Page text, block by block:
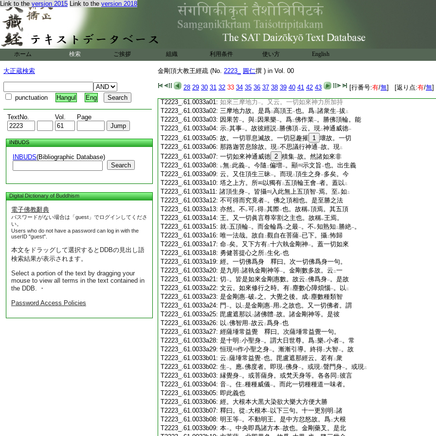
Link to the version 2015 Link to the version 2018
ホーム 検索 ご挨拶 組織 利用条件 使い方 English
大正蔵検索
punctuation Hangul Eng
TextNo. Vol. Page
INBUDS
INBUDS(Bibliographic Database)
Search
Digital Dictionary of Buddhism
電子佛教辭典
パスワードがない場合は「guest」でログインしてくださ
い。
Users who do not have a password can log in with the
userID "guest".
本文をドラッグして選択するとDDBの見出し語
検索結果が表示されます。
Select a portion of the text by dragging your
mouse to view all terms in the text contained in
the DDB. ・
Password Access Policies
金剛頂大教王經疏 (No. 2223_ 圓仁撰 ) in Vol. 00
28 29 30 31 32 33 34 35 36 37 38 39 40 41 42 43 [行番号:有/無] [返り点:有/無]
T2223_.61.0032c19:佛頂。無始無終故云 二自然 一 。總 攝諸頂
T2223_.61.0032c20:總持 。傘蓋是顯 佛頂威徳 。故彼經云。欲
T2223_.61.0032c21:佛傘蓋威徳 一故。住二白傘蓋佛頂王身一
T2223_.61.0032c22:佛心之所生。故爲 念也。光聚大刀能壞
切 。能辨二一切 一。故云二 大薩埵大印一。故彼經云。
出二光明一。一切世間出世間眞言明
T2223_.61.0032c25:咸皆 破 奪其加持 。令 レ不
T2223_.61.0032c26:
故。大威光藏故。又云。能斷
T2223_.61.0032c27:難調者 。能壞 他眞言威 。此是大威徳大神通。
T2223_.61.0032c28:能成 辨一切事一也。高佛頂輪。以 8 爲 等持 一。
T2223_.61.0033a01: 如來三摩地力 一。又云。一切如來神力所加持
T2223_.61.0033a02: 三摩地力故。是爲二高頂王一也。爲二諸衆生一拔 二
T2223_.61.0033a03: 因果苦一。與二 因果樂一。爲二佛作業一。勝佛頂輪。能
T2223_.61.0033a04: 示二其事一。故彼經説二 勝佛頂一云。現二神通威徳一
T2223_.61.0033a05: 故。一切罪息滅故。一切惡趣摧 1 壞故。一切
T2223_.61.0033a06: 那路迦苦息除故。現二不思議行神通一故。現二
T2223_.61.0033a07: 一切如來神通威徳 2 積集一故。然諸如來非
T2223_.61.0033a08:
レ無二 此義一。今隨 二偏増一。顯 示文旨一也。出生義
T2223_.61.0033a09: 云。又住頂生三昧一。而現二頂生之身一多矣。今
T2223_.61.0033a10: 塔之上方。所 以獨有二五頂輪王會一者。蓋以 二
T2223_.61.0033a11: 諸頂生身一。皆攝 入此無上五頂智一焉。至 レ如 二
T2223_.61.0033a12: 不可得而究竟者一。佛之頂相也。是至勝之法
T2223_.61.0033a13: 亦然。不 レ可レ得二其際一也。故稱レ頂焉。其五頂
T2223_.61.0033a14: 王。又一切眞言尊宰割之主也。故稱レ王焉。
T2223_.61.0033a15: 就二五頂輪一。而金輪爲二 之最一。不 レ知熟知 二 勝絶一。
T2223_.61.0033a16: 唯一法哉。故自 二觀自在菩薩一已下。攝二怖歸
T2223_.61.0033a17: 命一矣。又下方有二十六執金剛神一。蓋一切如來
T2223_.61.0033a18: 勇健菩提心之所二生化一也
T2223_.61.0033a19: 經。一切佛爲身 釋曰。次一切佛爲身一句。
T2223_.61.0033a20: 是九明 二諸執金剛神等一。金剛數多故。云 二一
T2223_.61.0033a21: 切一。皆是如來金剛惠數。故云 二佛爲身一。是故
T2223_.61.0033a22: 文云。如來修行之時。有二塵數心障煩惱一。以 二
T2223_.61.0033a23: 是金剛惠一破 レ之。大覺之後。成二塵數種類智
T2223_.61.0033a24: 門 一。以 二是金剛惠一用 レ之故也。又一切佛者。謂
T2223_.61.0033a25: 毘盧遮那以 二諸佛體一故。諸金剛神等。是彼
T2223_.61.0033a26: 以 二佛智用 一故云 二爲身一也
T2223_.61.0033a27: 經薩埵常益覺 釋曰。次薩埵常益覺一句。
T2223_.61.0033a28: 是十明 二小聖身一。謂大日世尊。爲二樂レ小者一。常
T2223_.61.0033a29:恒現 作小聖之身一。漸漸引導。終得二 大智一。故
T2223_.61.0033b01: 云 二薩埵常益覺一也。毘盧遮那經云。若有二衆
T2223_.61.0033b02: 生一。應レ佛度者。即現二佛身一。或現二聲門身一。或現二
T2223_.61.0033b03: 縁覺身一。或菩薩身。或梵天身等。各各同 二彼言
T2223_.61.0033b04: 音一。住 二種種威儀一。而此一切種種道一味者。
T2223_.61.0033b05: 即此義也
T2223_.61.0033b06: 經。大根本大黒大染欲大樂大方便大勝
T2223_.61.0033b07: 釋曰。從 二 大根本一 以下三句。十一更別明 二諸
T2223_.61.0033b08: 明王等一。不動明王。是中方忿怒故。爲二 大根
T2223_.61.0033b09: 本一。中央即爲諸方本一故也。金剛藥叉。是北